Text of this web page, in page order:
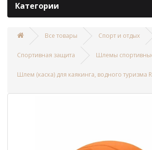
Категории
Все товары Спорт и отдых
Спортивная защита Шлемы
Шлем (каска) для каякинга, водного туризма